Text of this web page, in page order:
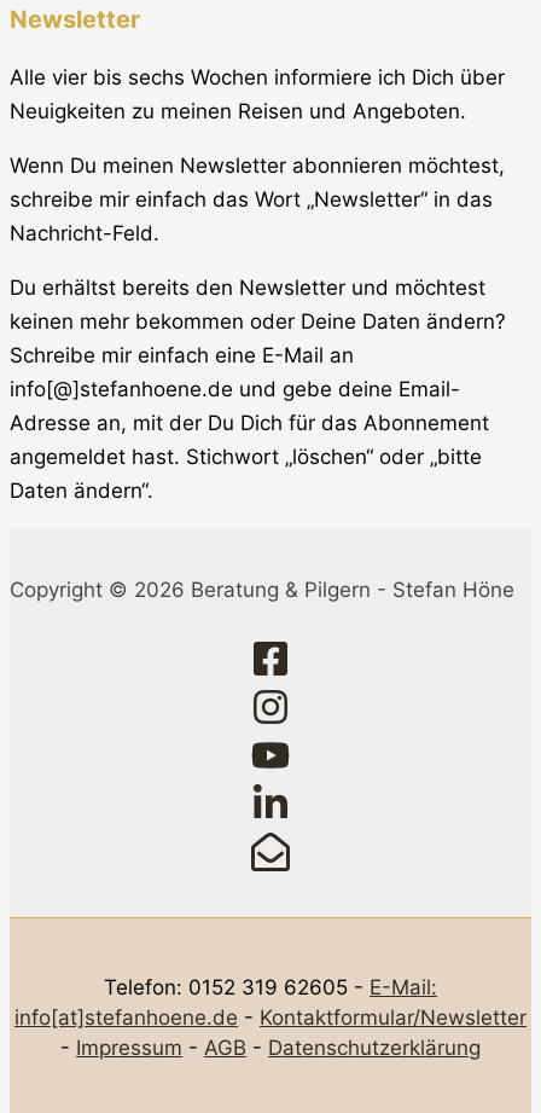
Newsletter
Alle vier bis sechs Wochen informiere ich Dich über
Neuigkeiten zu meinen Reisen und Angeboten.
Wenn Du meinen Newsletter abonnieren möchtest,
schreibe mir einfach das Wort „Newsletter“ in das
Nachricht-Feld.
Du erhältst bereits den Newsletter und möchtest
keinen mehr bekommen oder Deine Daten ändern?
Schreibe mir einfach eine E-Mail an
info[@]stefanhoene.de und gebe deine Email-
Adresse an, mit der Du Dich für das Abonnement
angemeldet hast. Stichwort „löschen“ oder „bitte
Daten ändern“.
Copyright © 2026 Beratung & Pilgern - Stefan Höne
Telefon: 0152 319 62605 - E-Mail:
info[at]stefanhoene.de - Kontaktformular/Newsletter
- Impressum - AGB - Datenschutzerklärung